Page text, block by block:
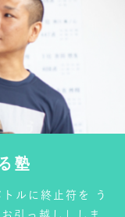
塾
ルに終止符を う
引っ越し」しま